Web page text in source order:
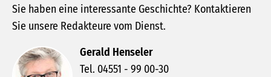
Sie haben eine interessante Geschichte? Kontaktieren
Sie unsere Redakteure vom Dienst.
Gerald Henseler
Tel. 04551 - 99 00-30